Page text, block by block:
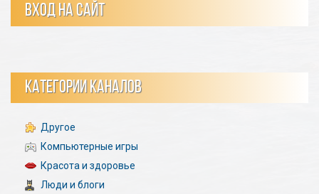
ВХОД НА САЙТ
КАТЕГОРИИ КАНАЛОВ
Другое
Компьютерные игры
Красота и здоровье
Люди и блоги